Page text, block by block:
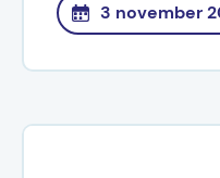
3 november